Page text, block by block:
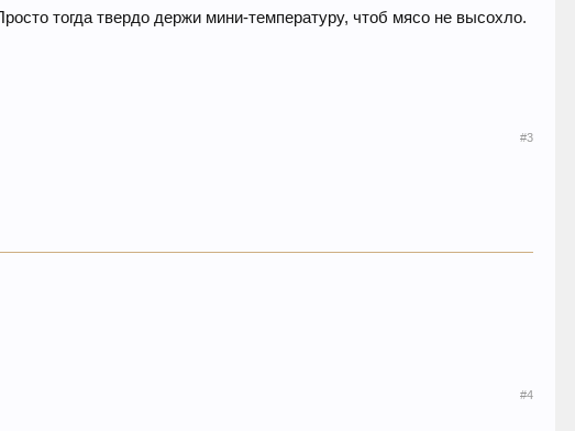
тогда твердо держи мини-температуру, чтоб мясо не высохло.
#3
#4